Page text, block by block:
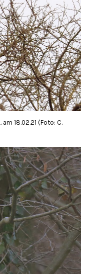
18.02.21 (Foto: C.